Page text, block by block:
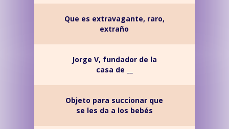
Que es extravagante, raro,
extraño
Jorge V, fundador de la
casa de __
Objeto para succionar que
se les da a los bebés